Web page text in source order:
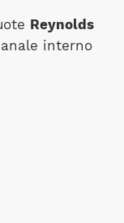
Reynolds
interno